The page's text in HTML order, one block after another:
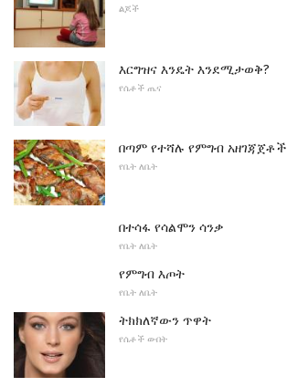
ልጆች
እርግዝና እንዴት እንደሚታወቅ?
የሴቶች ጤና
በጣም የተሻሉ የምግብ አዘገጃጀቶች
የቤት ለቤት
በተሳፋ የሳልሞን ሳንቃ
የቤት ለቤት
የምግብ እጦት
የቤት ለቤት
ትክክለኛውን ጥዋት
የሴቶች ውበት